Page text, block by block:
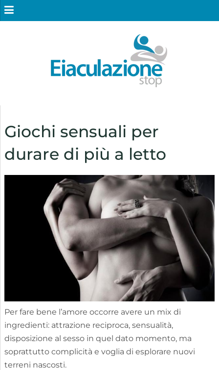
Giochi sensuali per
durare di più a letto
Per fare bene l’amore occorre avere un mix di
ingredienti: attrazione reciproca, sensualità,
disposizione al sesso in quel dato momento, ma
soprattutto complicità e voglia di esplorare nuovi
terreni nascosti.